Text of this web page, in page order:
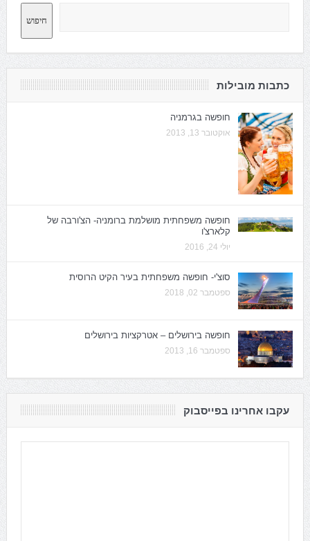
חיפוש
כתבות מובילות
חופשה בגרמניה
אוקטובר 13, 2013
חופשה משפחתית מושלמת ברומניה- הצ'ורבה של
קלארצ'ו
יולי 24, 2016
סוצ'י- חופשה משפחתית בעיר הקיט הרוסית
ספטמבר 02, 2018
חופשה בירושלים – אטרקציות בירושלים
ספטמבר 16, 2013
עקבו אחרינו בפייסבוק